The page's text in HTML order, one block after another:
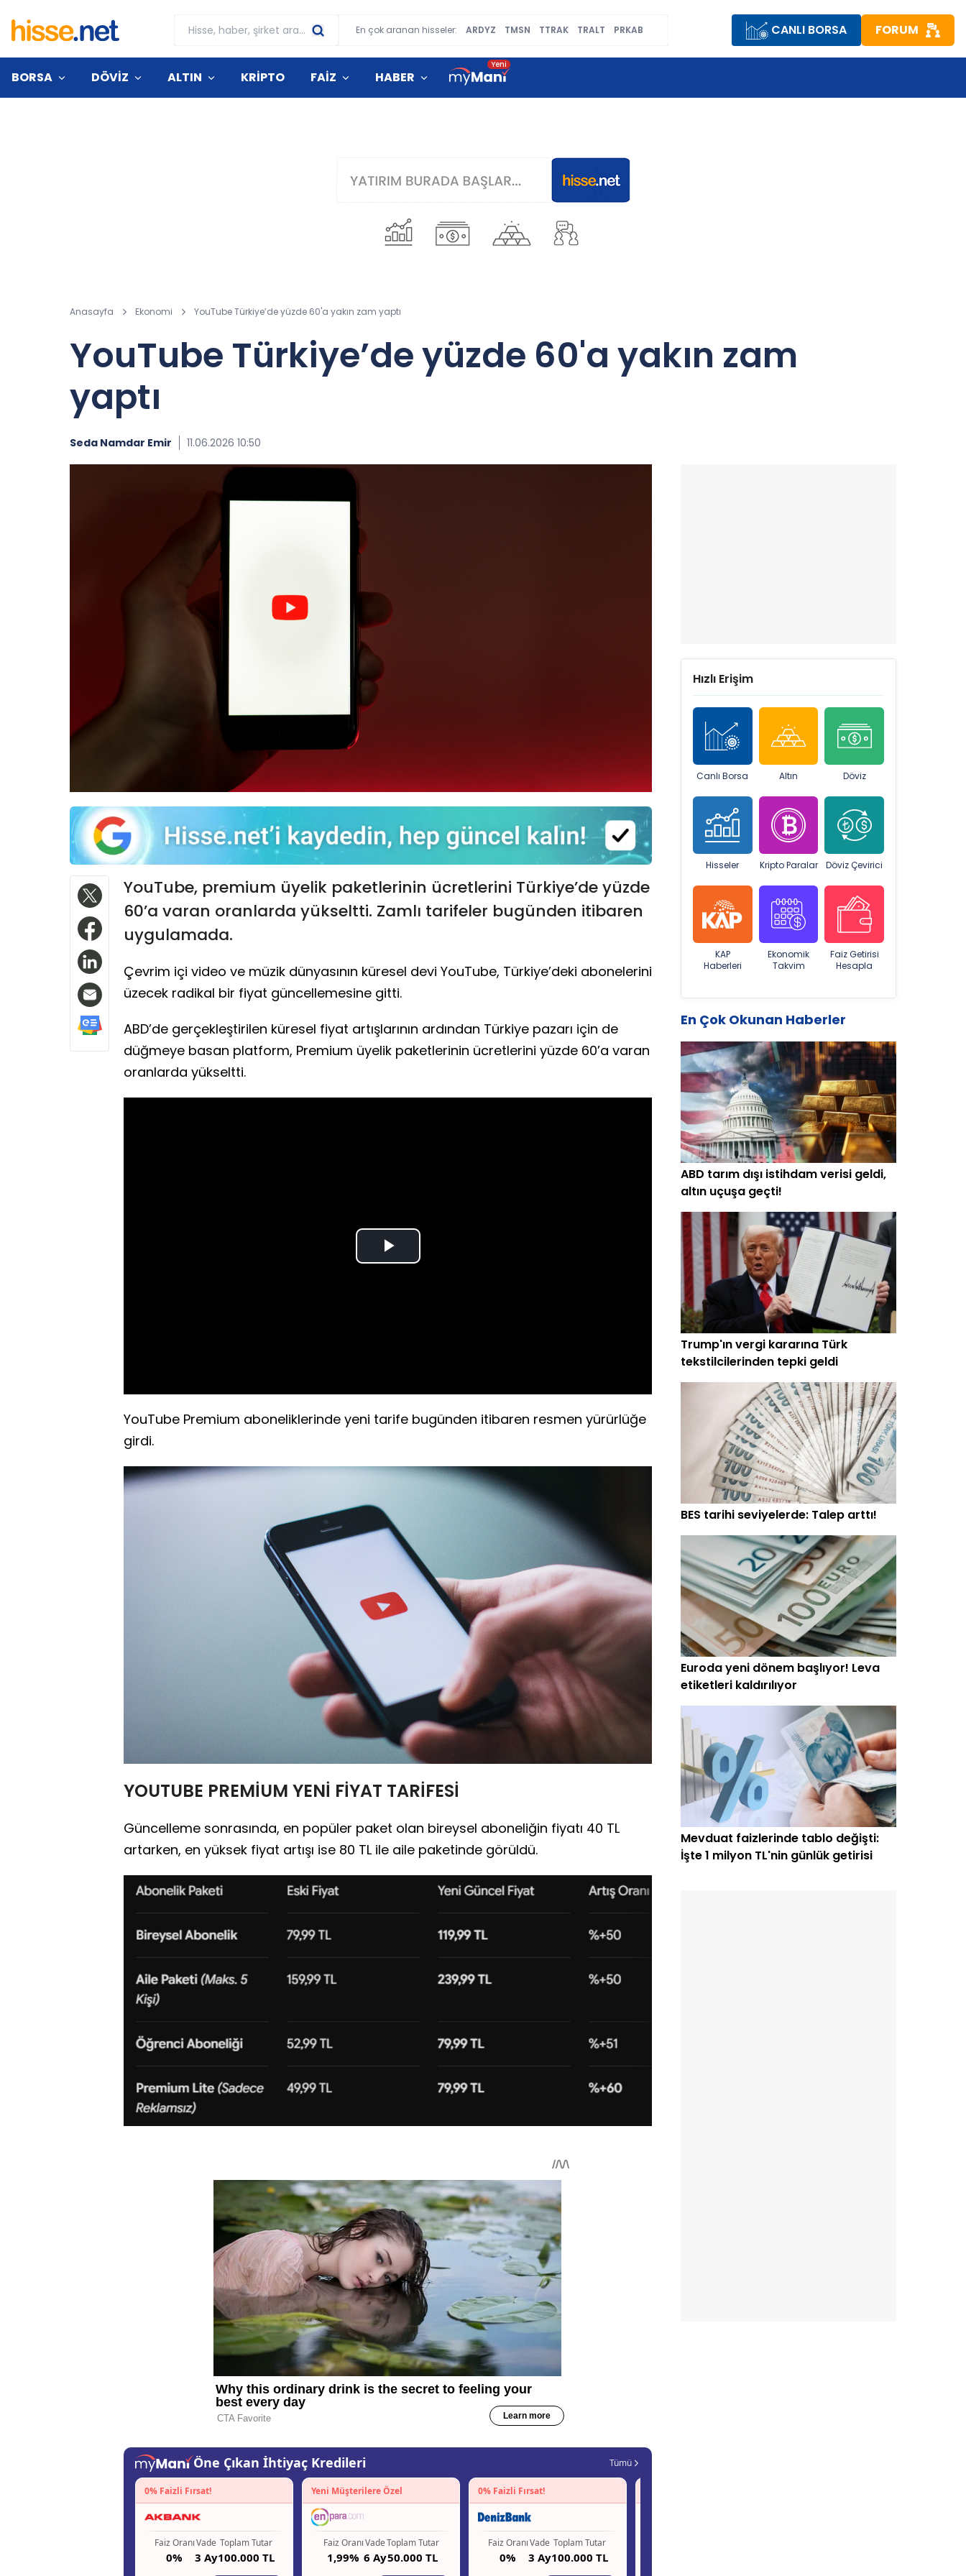
En çok aranan hisseler: ARDYZ TMSN TTRAK TRALT PRKAB CANLI BORSA FORUM
BORSA DÖVİZ ALTIN KRİPTO FAİZ HABER
Anasayfa Ekonomi YouTube Türkiye’de yüzde 60'a yakın zam yaptı
YouTube Türkiye’de yüzde 60'a yakın zam
yaptı
Seda Namdar Emir 11.06.2026 10:50
YouTube, premium üyelik paketlerinin ücretlerini Türkiye’de yüzde
60’a varan oranlarda yükseltti. Zamlı tarifeler bugünden itibaren
uygulamada.
Çevrim içi video ve müzik dünyasının küresel devi YouTube, Türkiye’deki abonelerini
üzecek radikal bir fiyat güncellemesine gitti.
ABD’de gerçekleştirilen küresel fiyat artışlarının ardından Türkiye pazarı için de
düğmeye basan platform, Premium üyelik paketlerinin ücretlerini yüzde 60’a varan
oranlarda yükseltti.
Play
YouTube Premium aboneliklerinde yeni tarife bugünden itibaren resmen yürürlüğe
girdi.
YOUTUBE PREMİUM YENİ FİYAT TARİFESİ
Güncelleme sonrasında, en popüler paket olan bireysel aboneliğin fiyatı 40 TL
artarken, en yüksek fiyat artışı ise 80 TL ile aile paketinde görüldü.
Hızlı Erişim
Canlı Borsa Altın Döviz
Hisseler Kripto Paralar Döviz Çevirici
KAP
Haberleri
Ekonomik
Takvim
Faiz Getirisi
Hesapla
En Çok Okunan Haberler
ABD tarım dışı istihdam verisi geldi,
altın uçuşa geçti!
Trump'ın vergi kararına Türk
tekstilcilerinden tepki geldi
BES tarihi seviyelerde: Talep arttı!
Euroda yeni dönem başlıyor! Leva
etiketleri kaldırılıyor
Mevduat faizlerinde tablo değişti:
İşte 1 milyon TL'nin günlük getirisi